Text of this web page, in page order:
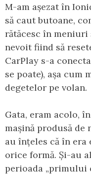
M-am așezat în
să caut butoane,
rătăcesc în meniuri
nevoit fiind să
CarPlay s-a
se poate), așa cum
degetelor pe volan.
Gata, eram acolo,
mașină produsă de
au înțeles că în
orice formă. Și-au
perioada „primului